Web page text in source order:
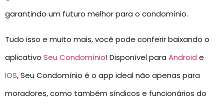
garantindo um futuro melhor para o condomínio.
Tudo isso e muito mais, você pode conferir baixando o
aplicativo Seu Condomínio! Disponível para Android e
IOS, Seu Condomínio é o app ideal não apenas para
moradores, como também síndicos e funcionários do